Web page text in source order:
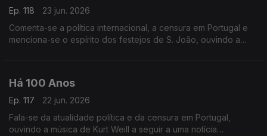
Ep. 118
23 jun. 2026
Comenta-se a política internacional, a censura em Portugal e
menciona-se o espírito dos festejos de S. João, ouvindo a
Há 100 Anos
Ep. 117
22 jun. 2026
Fala-se da atualidade política e da censura em Portugal,
ouvindo a música de Kurt Weill a seguir a uma notícia